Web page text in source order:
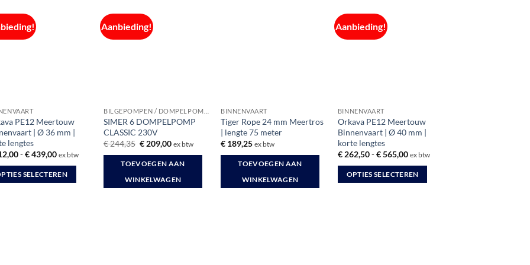
PE12 Meertouw
| Ø 36 mm |
lengtes
-€439,00Prijsklasse:
tot
€ 439,00
ex btw
SELECTEREN
Aanbieding!
SIMER 6 DOMPELPOMP
CLASSIC 230V
€244,35 Oorspronkelijke
was:
€ 244,35.
€ 209,00Huidige
is:
€ 209,00.
ex btw
TOEVOEGEN AAN
WINKELWAGEN
BINNENVAART
Tiger Rope 24 mm Meertros
| lengte 75 meter
€ 189,25 ex btw
TOEVOEGEN AAN
WINKELWAGEN
Aanbieding!
BINNENVAART
Orkava PE12 Meertouw
Binnenvaart | Ø 40 mm |
korte lengtes
€262,50-€565,00Prijsklasse:
tot
€ 565,00
ex btw
OPTIES SELECTEREN